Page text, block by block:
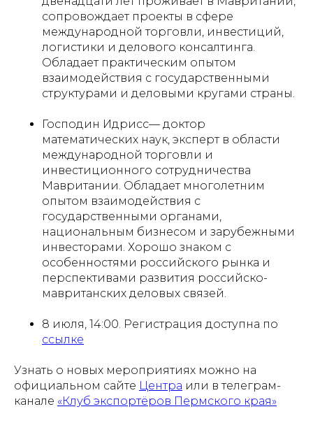
сопровождает проекты в сфере
международной торговли, инвестиций,
логистики и делового консалтинга.
Обладает практическим опытом
взаимодействия с государственными
структурами и деловыми кругами страны.
Господин Идрисс— доктор
математических наук, эксперт в области
международной торговли и
инвестиционного сотрудничества
Мавритании. Обладает многолетним
опытом взаимодействия с
государственными органами,
национальным бизнесом и зарубежными
инвесторами. Хорошо знаком с
особенностями российского рынка и
перспективами развития российско-
мавританских деловых связей.
8 июля, 14:00. Регистрация доступна по
ссылке
Узнать о новых мероприятиях можно на
официальном сайте Центра или в телеграм-
канале «Клуб экспортёров Пермского края»